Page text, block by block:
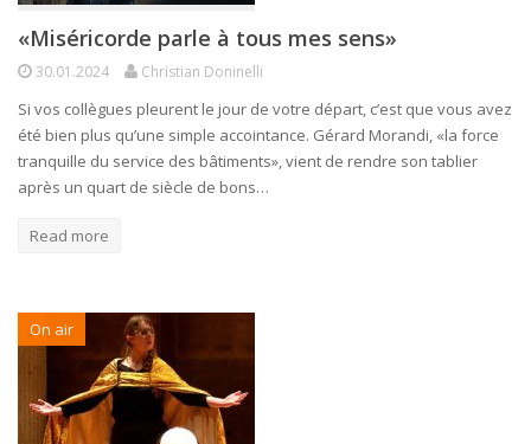
«Miséricorde parle à tous mes sens»
30.01.2024 Christian Doninelli
Si vos collègues pleurent le jour de votre départ, c’est que vous avez
été bien plus qu’une simple accointance. Gérard Morandi, «la force
tranquille du service des bâtiments», vient de rendre son tablier
après un quart de siècle de bons…
Read more
On air